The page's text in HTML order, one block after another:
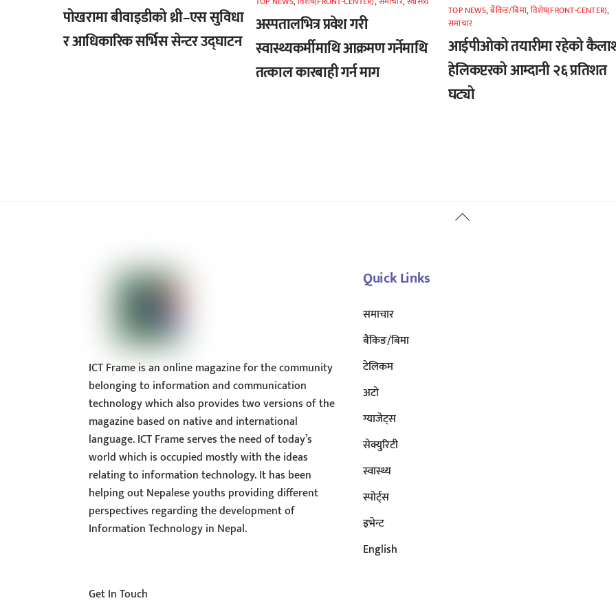
पोखरामा बीवाइडीको थ्री–एस सुविधा
र आधिकारिक सर्भिस सेन्टर उद्घाटन
अस्पतालभित्र प्रवेश गरी
स्वास्थ्यकर्मीमाथि आक्रमण गर्नेमाथि
तत्काल कारबाही गर्न माग
TOP NEWS,बैंकिङ/बिमा,विशेष(FRONT-CENTER),
समाचार
आईपीओको तयारीमा रहेको
हेलिकप्टरको आम्दानी २६ प्रतिशत
घट्यो
Back
ICT Frame is an online magazine for the community
belonging to information and communication
technology which also provides two versions of the
magazine based on native and international
language. ICT Frame serves the need of today’s
world which is occupied mostly with the ideas
relating to information technology. It has been
helping out Nepalese youths providing different
perspectives regarding the development of
Information Technology in Nepal.
Quick Links
समाचार
बैंकिङ/बिमा
टेलिकम
अटाे
ग्याजेट्स
सेक्युरिटी
स्वास्थ्य
स्पोर्ट्स
इभेन्ट
English
Get In Touch